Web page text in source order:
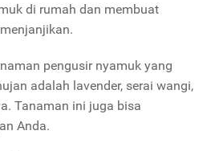
di rumah dan membuat
pengusir nyamuk yang
adalah lavender, serai wangi,
Tanaman ini juga bisa
Anda.